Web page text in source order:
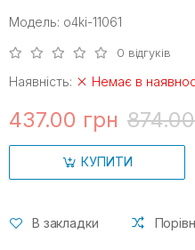
Модель: o4ki-11061
0 відгуків
Наявність: Немає в
437.00 грн
КУПИТИ
В закладки